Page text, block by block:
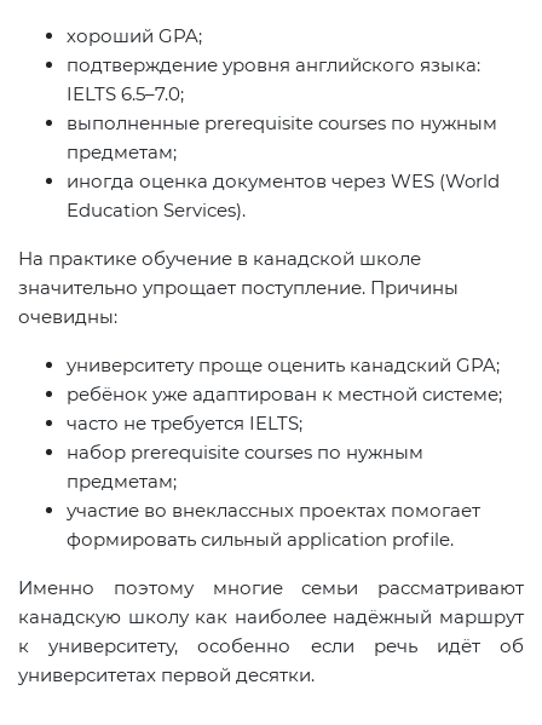
хороший GPA;
подтверждение уровня английского языка:
IELTS 6.5–7.0;
выполненные prerequisite courses по нужным
предметам;
иногда оценка документов через WES (World
Education Services).
На практике обучение в канадской школе
значительно упрощает поступление. Причины
очевидны:
университету проще оценить канадский GPA;
ребёнок уже адаптирован к местной системе;
часто не требуется IELTS;
набор prerequisite courses по нужным
предметам;
участие во внеклассных проектах помогает
формировать сильный application profile.
Именно поэтому многие семьи рассматривают
канадскую школу как наиболее надёжный маршрут
к университету, особенно если речь идёт об
университетах первой десятки.